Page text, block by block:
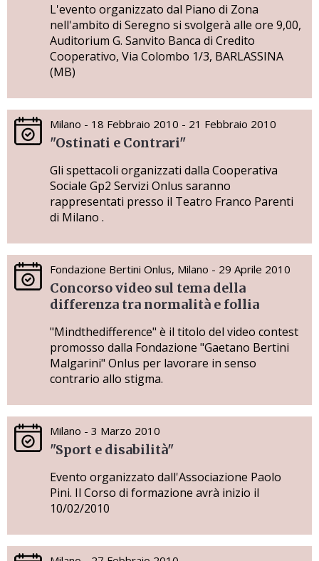
L'evento organizzato dal Piano di Zona
nell'ambito di Seregno si svolgerà alle ore 9,00,
Auditorium G. Sanvito Banca di Credito
Cooperativo, Via Colombo 1/3, BARLASSINA
(MB)
Milano - 18 Febbraio 2010 - 21 Febbraio 2010
"Ostinati e Contrari"
Gli spettacoli organizzati dalla Cooperativa
Sociale Gp2 Servizi Onlus saranno
rappresentati presso il Teatro Franco Parenti
di Milano .
Fondazione Bertini Onlus, Milano - 29 Aprile 2010
Concorso video sul tema della
differenza tra normalità e follia
"Mindthedifference" è il titolo del video contest
promosso dalla Fondazione "Gaetano Bertini
Malgarini" Onlus per lavorare in senso
contrario allo stigma.
Milano - 3 Marzo 2010
"Sport e disabilità"
Evento organizzato dall'Associazione Paolo
Pini. Il Corso di formazione avrà inizio il
10/02/2010